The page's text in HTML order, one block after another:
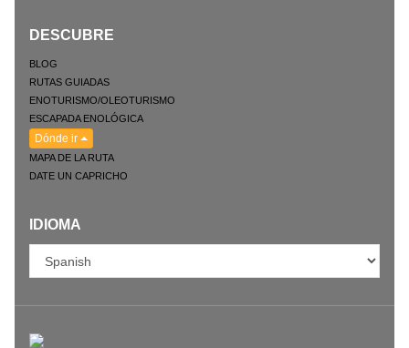
DESCUBRE
BLOG
RUTAS GUIADAS
ENOTURISMO/OLEOTURISMO
ESCAPADA ENOLÓGICA
Dónde ir
MAPA DE LA RUTA
DATE UN CAPRICHO
IDIOMA